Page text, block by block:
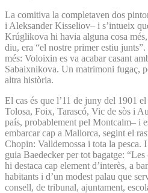
La comitiva la completaven dos
i Aleksander Kisseliov– i s’intueix
Krúglikova hi havia alguna cosa
diu, era “el nostre primer estiu
més: Voloixin es va acabar casant
Sabaixnikova. Un matrimoni fugaç,
altra història.
El cas és que l’11 de juny del 1901
Tolosa, Foix, Tarascó, Vic de sòs i
país, probablement pel Montcalm– i
embarcar cap a Mallorca, segint el
Chopin: Valldemossa i tota la pesca.
guia Baedecker per tot bagatge:
hi destaca cap element d’interès, a
habitants i d’un modest palau que
consell, de tribunal, ajuntament,